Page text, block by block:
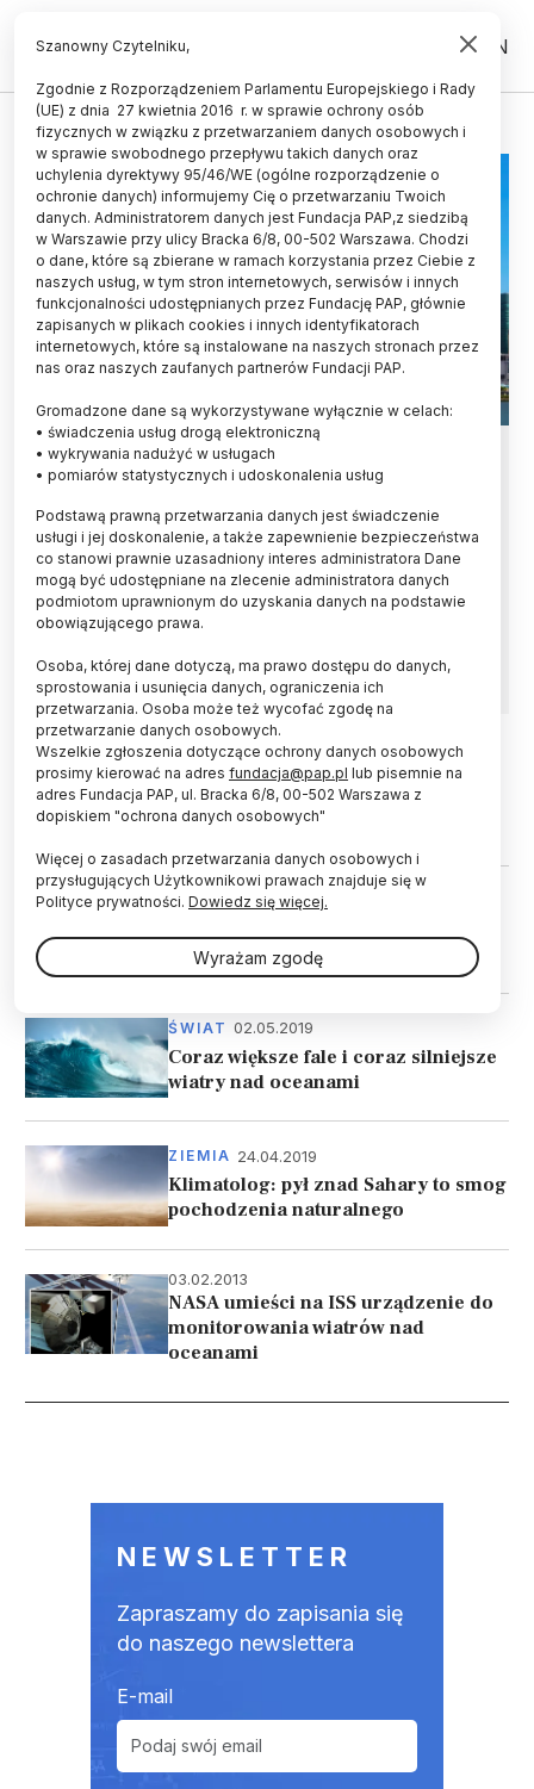
PL EN
WIATRY
Chiny/ Gęsta zabudowa Szanghaju
spowalnia prędkość wiatru o ok. 50
proc.
Gęsta zabudowa Szanghaju pochłania znaczną
ilość energii wiatru, spowalniając go o ok. 50
proc. – podali naukowcy z Uniwersytetu
ŚWIAT 16.11.2023
Sonda Juno zbadała wiatry na
Jowiszu
ŚWIAT 24.11.2019
sprzyjać produkcji energii
ŚWIAT 02.05.2019
Coraz większe fale i coraz silniejsze
wiatry nad oceanami
ZIEMIA 24.04.2019
Klimatolog: pył znad Sahary to smog
pochodzenia naturalnego
03.02.2013
NASA umieści na ISS urządzenie do
monitorowania wiatrów nad
oceanami
NEWSLETTER
Zapraszamy do zapisania się
do naszego newslettera
E-mail
Szanowny Czytelniku,
Zgodnie z Rozporządzeniem Parlamentu Europejskiego i Rady
(UE) z dnia 27 kwietnia 2016 r. w sprawie ochrony osób
fizycznych w związku z przetwarzaniem danych osobowych i
w sprawie swobodnego przepływu takich danych oraz
uchylenia dyrektywy 95/46/WE (ogólne rozporządzenie o
ochronie danych) informujemy Cię o przetwarzaniu Twoich
danych. Administratorem danych jest Fundacja PAP,z siedzibą
w Warszawie przy ulicy Bracka 6/8, 00-502 Warszawa. Chodzi
o dane, które są zbierane w ramach korzystania przez Ciebie z
naszych usług, w tym stron internetowych, serwisów i innych
funkcjonalności udostępnianych przez Fundację PAP, głównie
zapisanych w plikach cookies i innych identyfikatorach
internetowych, które są instalowane na naszych stronach przez
nas oraz naszych zaufanych partnerów Fundacji PAP.
Gromadzone dane są wykorzystywane wyłącznie w celach:
• świadczenia usług drogą elektroniczną
• wykrywania nadużyć w usługach
• pomiarów statystycznych i udoskonalenia usług
Podstawą prawną przetwarzania danych jest świadczenie
usługi i jej doskonalenie, a także zapewnienie bezpieczeństwa
co stanowi prawnie uzasadniony interes administratora Dane
mogą być udostępniane na zlecenie administratora danych
podmiotom uprawnionym do uzyskania danych na podstawie
obowiązującego prawa.
Osoba, której dane dotyczą, ma prawo dostępu do danych,
sprostowania i usunięcia danych, ograniczenia ich
przetwarzania. Osoba może też wycofać zgodę na
przetwarzanie danych osobowych.
Wszelkie zgłoszenia dotyczące ochrony danych osobowych
prosimy kierować na adres fundacja@pap.pl lub pisemnie na
adres Fundacja PAP, ul. Bracka 6/8, 00-502 Warszawa z
dopiskiem "ochrona danych osobowych"
Więcej o zasadach przetwarzania danych osobowych i
przysługujących Użytkownikowi prawach znajduje się w
Polityce prywatności. Dowiedz się więcej.
Wyrażam zgodę